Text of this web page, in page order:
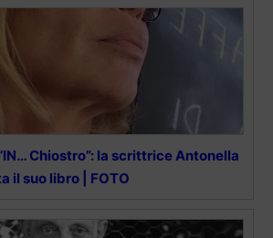
Chiostro”: la scrittrice Antonella
il suo libro | FOTO